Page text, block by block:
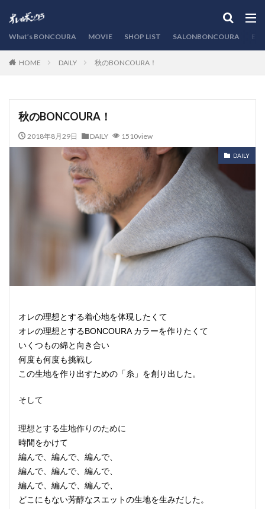
What’s BONCOURA MOVIE SHOP LIST SALONBONCOURA
HOME DAILY 秋のBONCOURA！
秋のBONCOURA！
2018年8月29日 DAILY 1510view
DAILY
オレの理想とする着心地を体現したくて
オレの理想とするBONCOURA カラーを作りたくて
いくつもの綿と向き合い
何度も何度も挑戦し
この生地を作り出すための「糸」を創り出した。
そして
理想とする生地作りのために
時間をかけて
編んで、編んで、編んで、
編んで、編んで、編んで、
編んで、編んで、編んで、
どこにもない芳醇なスエットの生地を生みだした。
カテゴリー
検索